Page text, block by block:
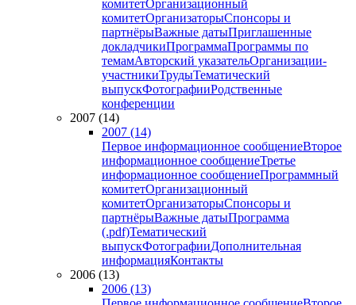
комитетОрганизационный
комитетОрганизаторыСпонсоры и
партнёрыВажные датыПриглашенные
докладчикиПрограммаПрограммы по
темамАвторский указательОрганизации-
участникиТрудыТематический
выпускФотографииРодственные
конференции
2007 (14)
2007 (14)
Первое информационное сообщениеВторое
информационное сообщениеТретье
информационное сообщениеПрограммный
комитетОрганизационный
комитетОрганизаторыСпонсоры и
партнёрыВажные датыПрограмма
(.pdf)Тематический
выпускФотографииДополнительная
информацияКонтакты
2006 (13)
2006 (13)